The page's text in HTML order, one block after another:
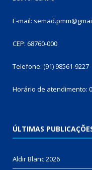
E-mail:
CEP: 68760-000
Telefone: (91) 98561-9227
Horário de atendimento:
ÚLTIMAS
Aldir Blanc 2026